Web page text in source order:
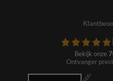
Bekijk onze
Ontvanger